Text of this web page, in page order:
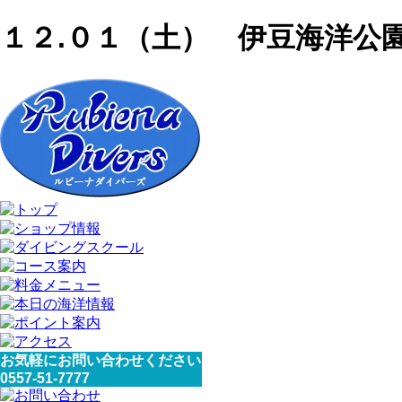
１２.０１（土） 伊豆海洋公
お気軽にお問い合わせください
0557-51-7777